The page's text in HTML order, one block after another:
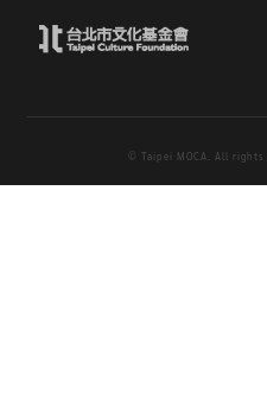
© Taipei MOCA. All rights